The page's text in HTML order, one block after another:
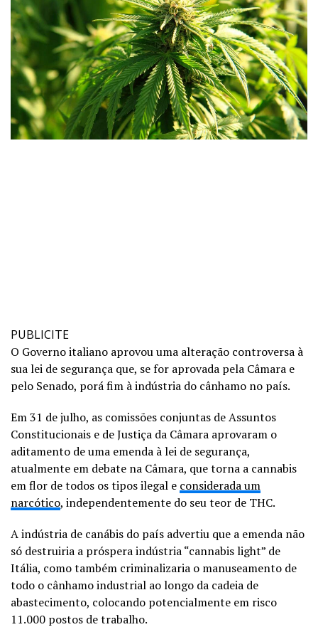
PUBLICITE
O Governo italiano aprovou uma alteração controversa à
sua lei de segurança que, se for aprovada pela Câmara e
pelo Senado, porá fim à indústria do cânhamo no país.
Em 31 de julho, as comissões conjuntas de Assuntos
Constitucionais e de Justiça da Câmara aprovaram o
aditamento de uma emenda à lei de segurança,
atualmente em debate na Câmara, que torna a cannabis
em flor de todos os tipos ilegal e considerada um
narcótico, independentemente do seu teor de THC.
A indústria de canábis do país advertiu que a emenda não
só destruiria a próspera indústria “cannabis light” de
Itália, como também criminalizaria o manuseamento de
todo o cânhamo industrial ao longo da cadeia de
abastecimento, colocando potencialmente em risco
11.000 postos de trabalho.